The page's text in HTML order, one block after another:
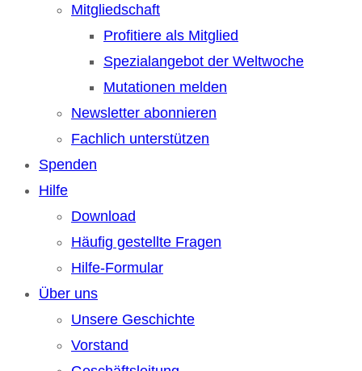
Mitgliedschaft
Profitiere als Mitglied
Spezialangebot der Weltwoche
Mutationen melden
Newsletter abonnieren
Fachlich unterstützen
Spenden
Hilfe
Download
Häufig gestellte Fragen
Hilfe-Formular
Über uns
Unsere Geschichte
Vorstand